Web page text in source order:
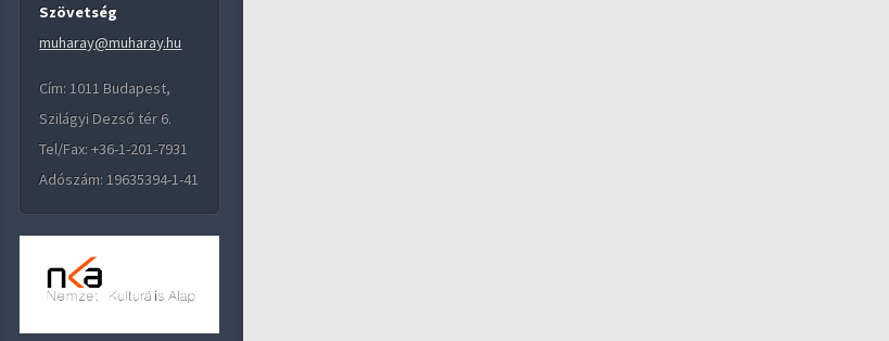
Szövetség
muharay@muharay.hu
Cím: 1011 Budapest,
Szilágyi Dezső tér 6.
Tel/Fax: +36-1-201-7931
Adószám: 19635394-1-41